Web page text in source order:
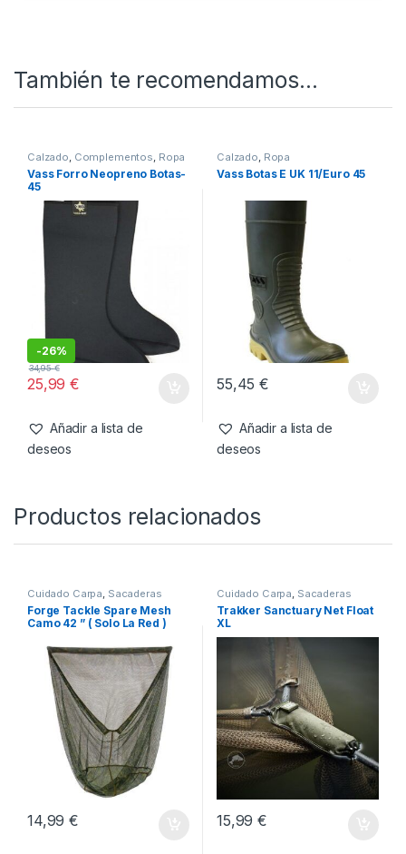
También te recomendamos…
Calzado, Complementos, Ropa
Vass Forro Neopreno Botas-
45
-26%
25,99€
34,95€
Añadir a lista de
deseos
Calzado, Ropa
Vass Botas E UK 11/Euro 45
55,45€
Añadir a lista de
deseos
Productos relacionados
Cuidado Carpa, Sacaderas
Forge Tackle Spare Mesh
Camo 42 ” ( Solo La Red )
14,99€
Cuidado Carpa, Sacaderas
Trakker Sanctuary Net Float
XL
15,99€